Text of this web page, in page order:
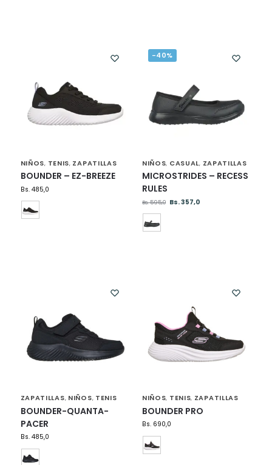
NIÑOS, TENIS, ZAPATILLAS
BOUNDER – EZ-BREEZE
Bs.485,0
-40%
NIÑOS, CASUAL, ZAPATILLAS
MICROSTRIDES – RECESS
RULES
Bs.595,0 Bs.357,0
ZAPATILLAS, NIÑOS, TENIS
BOUNDER-QUANTA-
PACER
Bs.485,0
NIÑOS, TENIS, ZAPATILLAS
BOUNDER PRO
Bs.690,0